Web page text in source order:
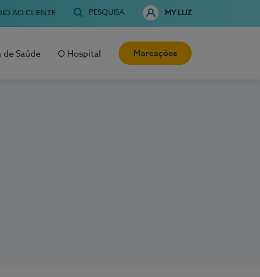
AO CLIENTE PESQUISA MY LUZ
de Saúde O Hospital Marcações